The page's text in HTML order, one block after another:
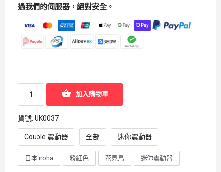
過我們的伺服器，絕對安全。
加入購物車
貨號: UK0037
Couple 震動器 全部 迷你震動器
日本 iroha 粉紅色 花見鳥 迷你震動器